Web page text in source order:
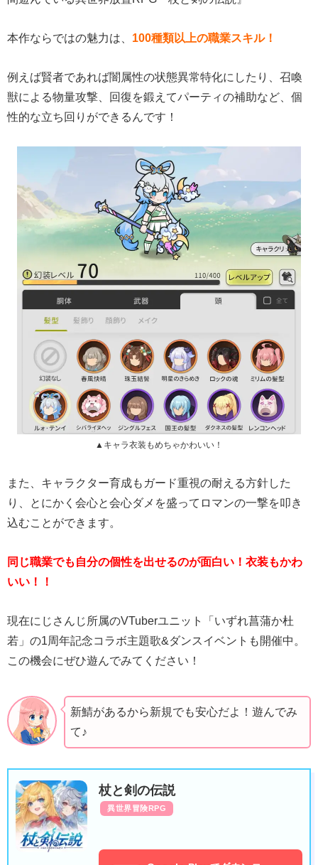
本作ならではの魅力は、 100種類以上の職業スキル！
例えば賢者であれば闇属性の状態異常特化にしたり、召喚
獣による物量攻撃、回復を鍛えてパーティの補助など、個
性的な立ち回りができるんです！
▲キャラ衣装もめちゃかわいい！
また、キャラクター育成もガード重視の耐える方針した
り、とにかく会心と会心ダメを盛ってロマンの一撃を叩き
込むことができます。
同じ職業でも自分の個性を出せるのが面白い！衣装もかわ
いい！！
現在にじさんじ所属のVTuberユニット「いずれ菖蒲か杜
若」の1周年記念コラボ主題歌&ダンスイベントも開催中。
この機会にぜひ遊んでみてください！
新鯖があるから新規でも安心だよ！遊んでみ
て♪
杖と剣の伝説
異世界冒険RPG